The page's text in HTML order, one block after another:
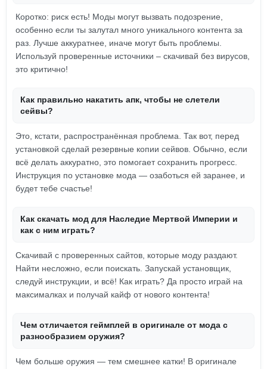
Коротко: риск есть! Моды могут вызвать подозрение,
особенно если ты залутал много уникального контента за
раз. Лучше аккуратнее, иначе могут быть проблемы.
Используй проверенные источники – скачивай без вирусов,
это критично!
Как правильно накатить апк, чтобы не слетели
сейвы?
Это, кстати, распространённая проблема. Так вот, перед
установкой сделай резервные копии сейвов. Обычно, если
всё делать аккуратно, это помогает сохранить прогресс.
Инструкция по установке мода — озаботься ей заранее, и
будет тебе счастье!
Как скачать мод для Наследие Мертвой Империи и
как с ним играть?
Скачивай с проверенных сайтов, которые моду раздают.
Найти несложно, если поискать. Запускай установщик,
следуй инструкции, и всё! Как играть? Да просто играй на
максималках и получай кайф от нового контента!
Чем отличается геймплей в оригинале от мода с
разнообразием оружия?
Чем больше оружия — тем смешнее катки! В оригинале